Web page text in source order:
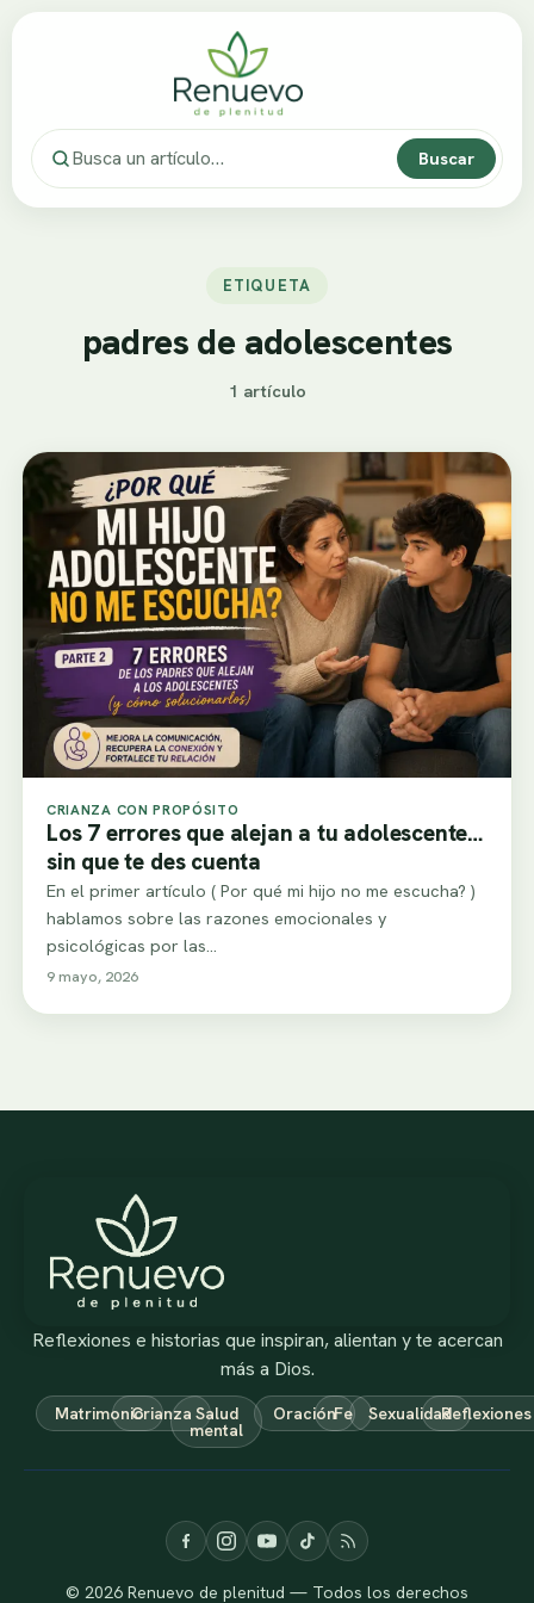
Buscar
ETIQUETA
padres de adolescentes
1 artículo
CRIANZA CON PROPÓSITO
Los 7 errores que alejan a tu adolescente…
sin que te des cuenta
En el primer artículo ( Por qué mi hijo no me escucha? )
hablamos sobre las razones emocionales y
psicológicas por las…
9 mayo, 2026
Reflexiones e historias que inspiran, alientan y te acercan
más a Dios.
MatrimonioCrianza Salud
mental
OraciónFe SexualidadReflexiones
© 2026 Renuevo de plenitud — Todos los derechos